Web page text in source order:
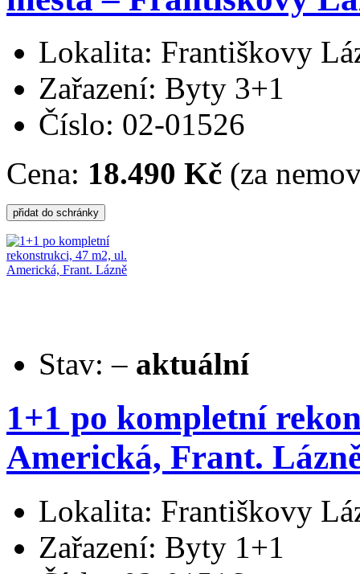
Lokalita: Františkovy
Zařazení: Byty 3+1
Číslo: 02-01526
Cena: 18.490 Kč (za
Stav: – aktuální
1+1 po kompletní
Americká, Frant.
Lokalita: Františkovy
Zařazení: Byty 1+1